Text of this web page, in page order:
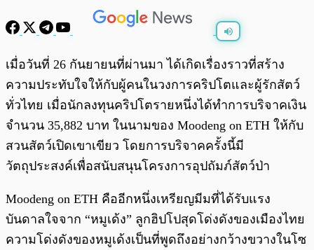
พร้อมเล่น 0:00/ 0:00
เมื่อวันที่ 26 กันยายนที่ผ่านมา ได้เกิดเรื่องราวที่สร้าง
ความประทับใจให้กับผู้คนในวงการคริปโตและผู้รักสัตว์
ทั่วไทย เมื่อนักลงทุนคริปโตรายหนึ่งได้ทำการบริจาคเงิน
จำนวน 35,882 บาท ในนามของ Moodeng on ETH ให้กับ
สวนสัตว์เปิดเขาเขียว โดยการบริจาคครั้งนี้มี
วัตถุประสงค์เพื่อสนับสนุนโครงการอุปถัมภ์สัตว์ป่า
Moodeng on ETH คืออีกหนึ่งเหรียญมีมที่ได้รับแรง
บันดาลใจจาก “หมูเด้ง” ลูกฮิปโปสุดโด่งดังของเมืองไทย
ความโด่งดังของหมูเด้งเป็นที่พูดถึงอย่างกว้างขวางในโซ